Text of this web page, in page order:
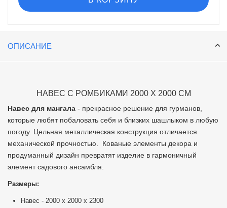
ОПИСАНИЕ
НАВЕС С РОМБИКАМИ 2000 Х 2000 СМ
Навес для мангала - прекрасное решение для гурманов,
которые любят побаловать себя и близких шашлыком в любую
погоду. Цельная металлическая конструкция отличается
механической прочностью. Кованые элементы декора и
продуманный дизайн превратят изделие в гармоничный
элемент садового ансамбля.
Размеры:
Навес - 2000 х 2000 х 2300